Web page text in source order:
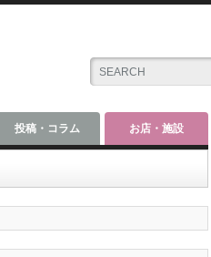
投稿・コラム お店・施設